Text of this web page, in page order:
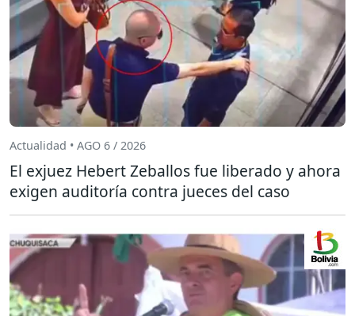
Actualidad • AGO 6 / 2026
El exjuez Hebert Zeballos fue liberado y ahora
exigen auditoría contra jueces del caso